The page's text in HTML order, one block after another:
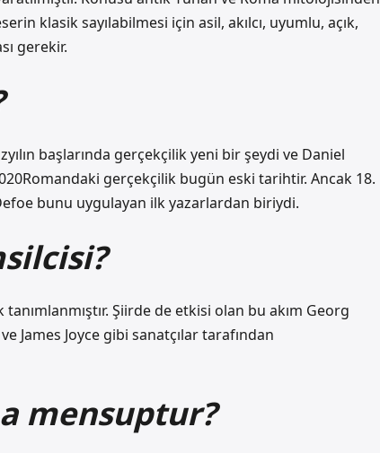
klasik sayılabilmesi için asil, akılcı, uyumlu, açık,
gerekir.
başlarında gerçekçilik yeni bir şeydi ve Daniel
gerçekçilik bugün eski tarihtir. Ancak 18.
bunu uygulayan ilk yazarlardan biriydi.
Şiirde de etkisi olan bu akım Georg
James Joyce gibi sanatçılar tarafından
mensuptur?